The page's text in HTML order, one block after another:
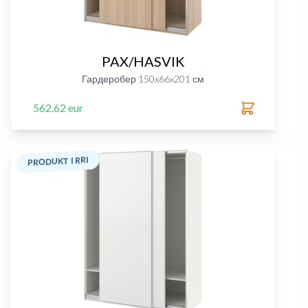
PAX/HASVIK
Гардеробер 150x66x201 см
562.62 eur
PRODUKT I RRI